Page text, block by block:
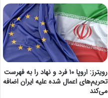
رویترز: اروپا ۱۰ فرد و نهاد را به فهرست
تحریم‌های اعمال شده علیه ایران اضافه
می‌کند